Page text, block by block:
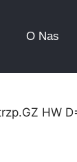
O Nas
HW